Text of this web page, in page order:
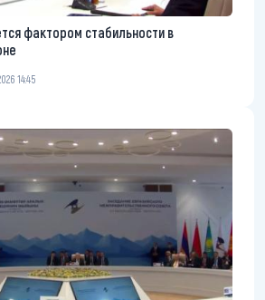
фактором стабильности в
14:45